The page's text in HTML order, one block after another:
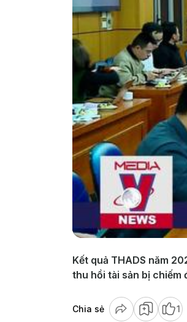
Kết quả THADS năm
thu hồi tài sản bị chiếm
Chia sẻ 1